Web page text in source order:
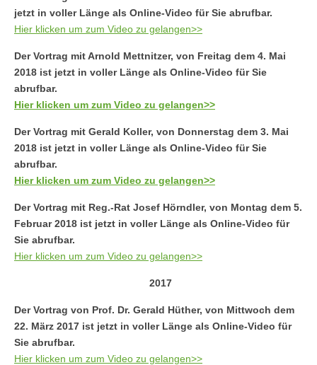
jetzt in voller Länge als Online-Video für Sie abrufbar.
Hier klicken um zum Video zu gelangen>>
Der Vortrag mit Arnold Mettnitzer, von Freitag dem 4. Mai
2018 ist jetzt in voller Länge als Online-Video für Sie
abrufbar.
Hier klicken um zum Video zu gelangen>>
Der Vortrag mit Gerald Koller, von Donnerstag dem 3. Mai
2018 ist jetzt in voller Länge als Online-Video für Sie
abrufbar.
Hier klicken um zum Video zu gelangen>>
Der Vortrag mit Reg.-Rat Josef Hörndler, von Montag dem 5.
Februar 2018 ist jetzt in voller Länge als Online-Video für
Sie abrufbar.
Hier klicken um zum Video zu gelangen>>
2017
Der Vortrag von Prof. Dr. Gerald Hüther, von Mittwoch dem
22. März 2017 ist jetzt in voller Länge als Online-Video für
Sie abrufbar.
Hier klicken um zum Video zu gelangen>>